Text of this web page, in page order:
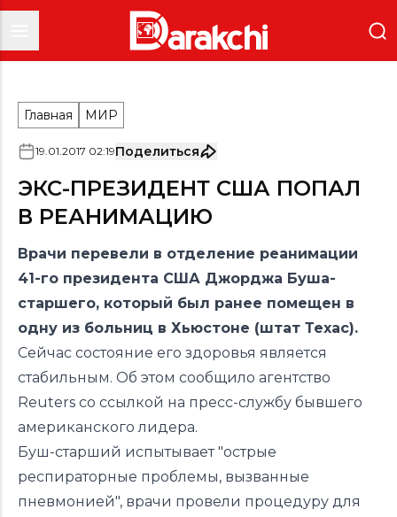
Главная МИР
19.01.2017 02:19Поделиться
ЭКС-ПРЕЗИДЕНТ США ПОПАЛ
В РЕАНИМАЦИЮ
Врачи перевели в отделение реанимации
41-го президента США Джорджа Буша-
старшего, который был ранее помещен в
одну из больниц в Хьюстоне (штат Техас).
Сейчас состояние его здоровья является
стабильным. Об этом сообщило агентство
Reuters со ссылкой на пресс-службу бывшего
американского лидера.
Буш-старший испытывает "острые
респираторные проблемы, вызванные
пневмонией", врачи провели процедуру для